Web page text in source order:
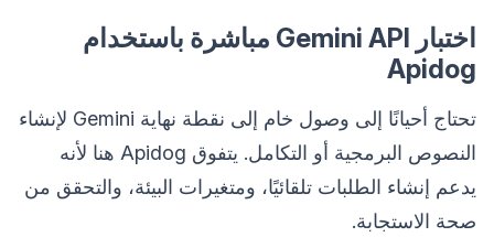
اختبار Gemini API مباشرة باستخدام
Apidog
تحتاج أحيانًا إلى وصول خام إلى نقطة نهاية Gemini لإنشاء
النصوص البرمجية أو التكامل. يتفوق Apidog هنا لأنه
يدعم إنشاء الطلبات تلقائيًا، ومتغيرات البيئة، والتحقق من
صحة الاستجابة.